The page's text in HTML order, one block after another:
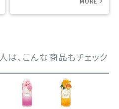
は、こんな商品もチェック